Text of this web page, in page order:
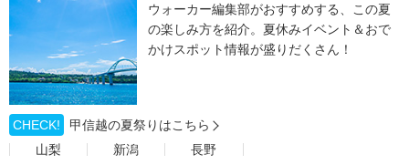
ウォーカー編集部がおすすめする、この夏
の楽しみ方を紹介。夏休みイベント＆おで
かけスポット情報が盛りだくさん！
CHECK!
甲信越の夏祭りはこちら
山梨
新潟 長野